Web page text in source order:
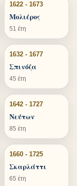
1622 - 1673
Μολιέρος
51 έτη
1632 - 1677
Σπινόζα
45 έτη
1642 - 1727
Νεύτων
85 έτη
1660 - 1725
Σκαρλάττι
65 έτη